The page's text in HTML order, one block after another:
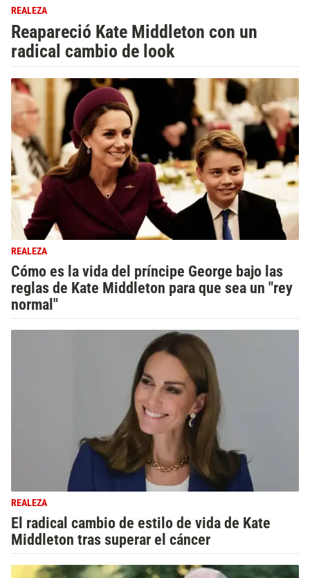
REALEZA
Reapareció Kate Middleton con un
radical cambio de look
REALEZA
Cómo es la vida del príncipe George bajo las
reglas de Kate Middleton para que sea un "rey
normal"
REALEZA
El radical cambio de estilo de vida de Kate
Middleton tras superar el cáncer